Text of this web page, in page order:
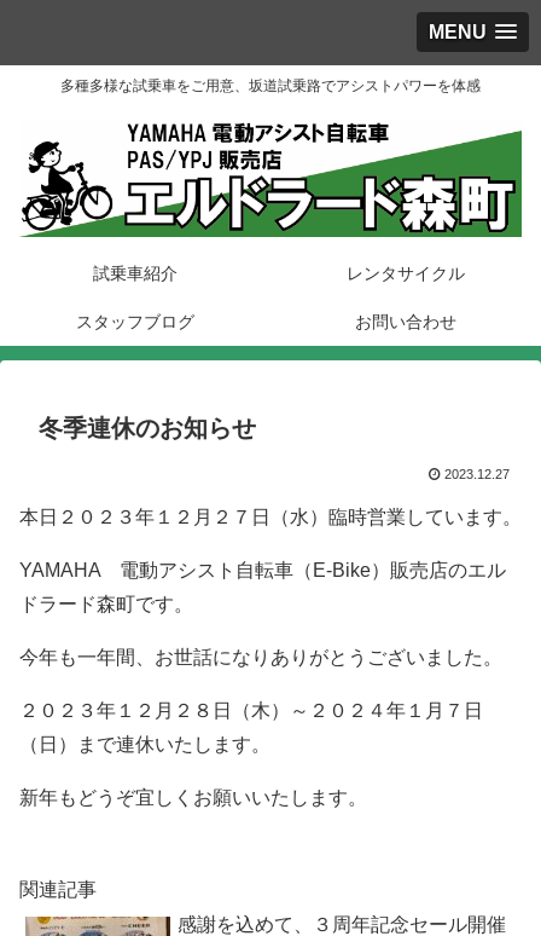
MENU
多種多様な試乗車をご用意、坂道試乗路でアシストパワーを体感
試乗車紹介 レンタサイクル
スタッフブログ お問い合わせ
冬季連休のお知らせ
2023.12.27
本日２０２３年１２月２７日（水）臨時営業しています。
YAMAHA 電動アシスト自転車（E-Bike）販売店のエル
ドラード森町です。
今年も一年間、お世話になりありがとうございました。
２０２３年１２月２８日（木）～２０２４年１月７日
（日）まで連休いたします。
新年もどうぞ宜しくお願いいたします。
関連記事
感謝を込めて、３周年記念セール開催